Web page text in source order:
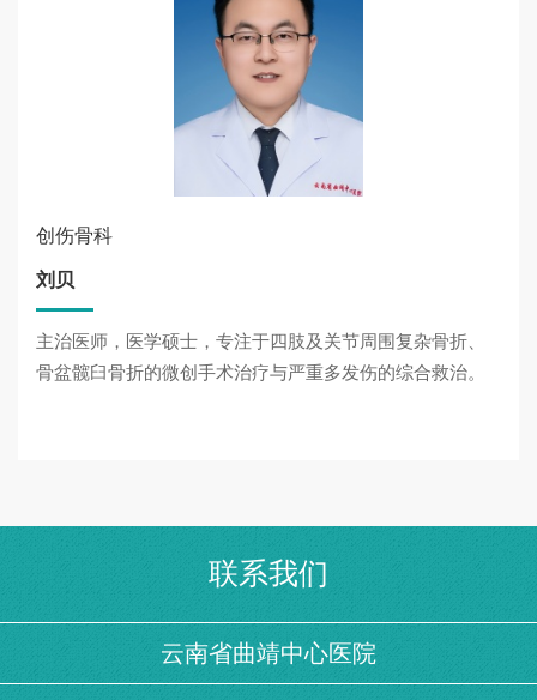
创伤骨科
刘贝
主治医师，医学硕士，专注于四肢及关节周围复杂骨折、
骨盆髋臼骨折的微创手术治疗与严重多发伤的综合救治。
联系我们
云南省曲靖中心医院